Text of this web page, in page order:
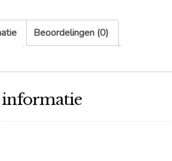
Beoordelingen (0)
informatie